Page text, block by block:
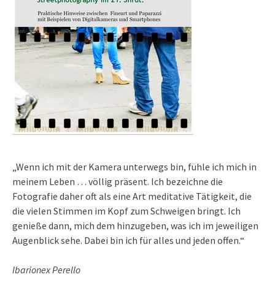
„Wenn ich mit der Kamera unterwegs bin, fühle ich mich in
meinem Leben … völlig präsent. Ich bezeichne die
Fotografie daher oft als eine Art meditative Tätigkeit, die
die vielen Stimmen im Kopf zum Schweigen bringt. Ich
genieße dann, mich dem hinzugeben, was ich im jeweiligen
Augenblick sehe. Dabei bin ich für alles und jeden offen.“
Ibarionex Perello